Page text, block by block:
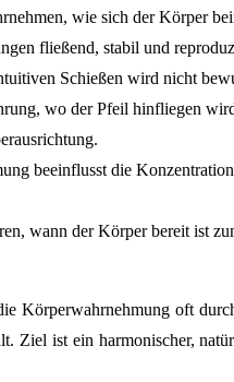
wie sich der Körper
fließend, stabil und
Schießen wird nicht
wo der Pfeil hinfliegen
beeinflusst die
wann der Körper bereit ist
Körperwahrnehmung oft
Ziel ist ein harmonischer,